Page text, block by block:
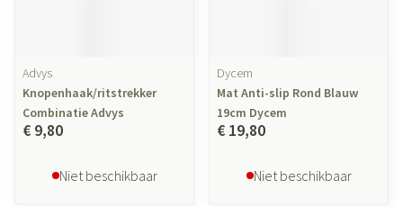
Advys
Knopenhaak/ritstrekker
Combinatie Advys
€ 9,80
Niet beschikbaar
Dycem
Mat Anti-slip Rond Blauw
19cm Dycem
€ 19,80
Niet beschikbaar